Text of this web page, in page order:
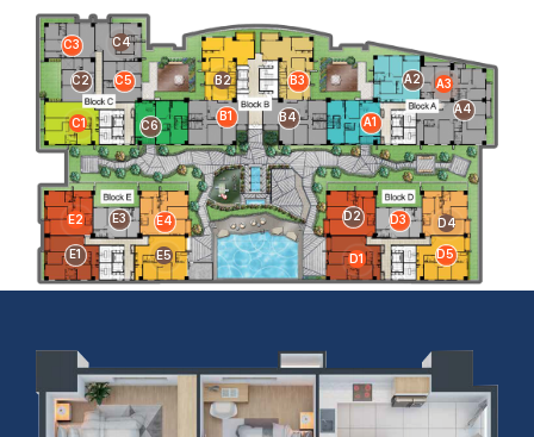
A1
A2
A3
A4
B1
B2 B3
B4
C1
C2
C3 C4
C5
C6
D1
D2 D3 D4
D5
E1
E2 E3 E4
E5